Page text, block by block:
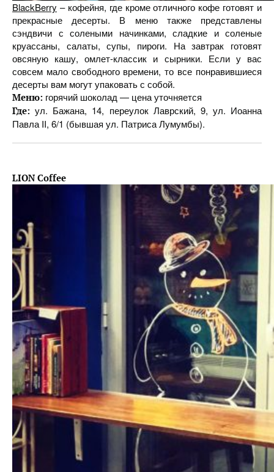
BlackBerry – кофейня, где кроме отличного кофе готовят и
прекрасные десерты. В меню также представлены
сэндвичи с солеными начинками, сладкие и соленые
круассаны, салаты, супы, пироги. На завтрак готовят
овсяную кашу, омлет-классик и сырники. Если у вас
совсем мало свободного времени, то все понравившиеся
десерты вам могут упаковать с собой.
Меню: горячий шоколад — цена уточняется
Где: ул. Бажана, 14, переулок Лаврский, 9, ул. Иоанна
Павла II, 6/1 (бывшая ул. Патриса Лумумбы).
LION Coffee